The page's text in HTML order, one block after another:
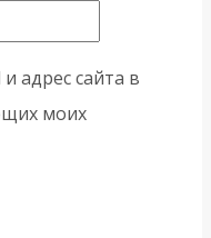
адрес сайта в
моих